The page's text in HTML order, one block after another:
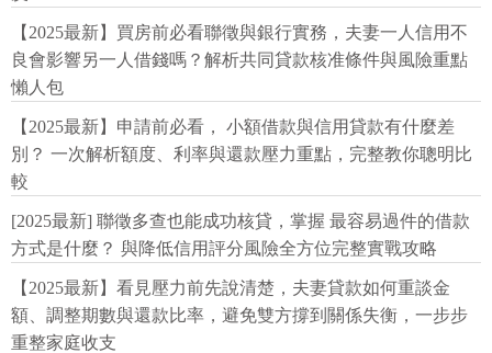
【2025最新】買房前必看聯徵與銀行實務，夫妻一人信用不
良會影響另一人借錢嗎？解析共同貸款核准條件與風險重點
懶人包
【2025最新】申請前必看， 小額借款與信用貸款有什麼差
別？ 一次解析額度、利率與還款壓力重點，完整教你聰明比
較
[2025最新] 聯徵多查也能成功核貸，掌握 最容易過件的借款
方式是什麼？ 與降低信用評分風險全方位完整實戰攻略
【2025最新】看見壓力前先說清楚，夫妻貸款如何重談金
額、調整期數與還款比率，避免雙方撐到關係失衡，一步步
重整家庭收支